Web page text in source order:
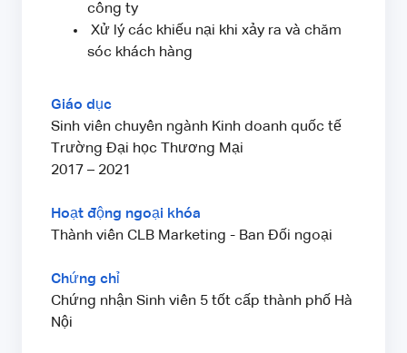
công ty
Xử lý các khiếu nại khi xảy ra và chăm
sóc khách hàng
Giáo dục
Sinh viên chuyên ngành Kinh doanh quốc tế
Trường Đại học Thương Mại
2017 – 2021
Hoạt động ngoại khóa
Thành viên CLB Marketing - Ban Đối ngoại
Chứng chỉ
Chứng nhận Sinh viên 5 tốt cấp thành phố Hà
Nội